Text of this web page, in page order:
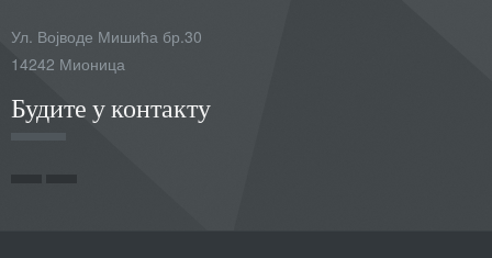
Ул. Војводе Мишића бр.30
14242 Мионица
Будите у контакту